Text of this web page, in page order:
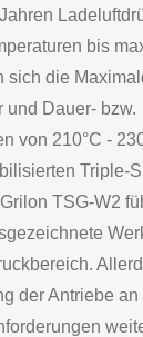
bis
sich die
und Dauer- bzw.
von 210°C -
Triple-
TSG-W2
der Antriebe